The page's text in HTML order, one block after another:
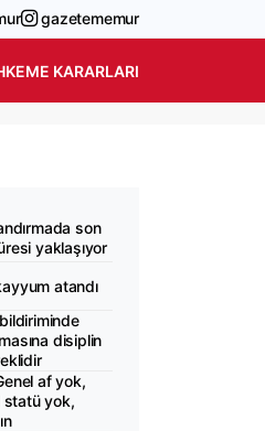
gazetememur
KARARLARI
son
yaklaşıyor
atandı
disiplin
af yok,
statü yok,